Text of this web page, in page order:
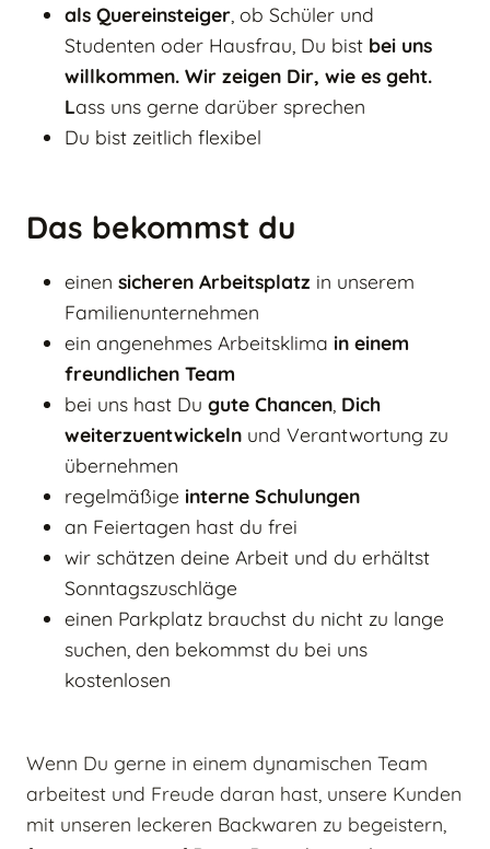
als Quereinsteiger , ob Schüler und
Studenten oder Hausfrau, Du bist bei uns
willkommen. Wir zeigen Dir, wie es geht.
Lass uns gerne darüber sprechen
Du bist zeitlich flexibel
Das bekommst du
einensicheren Arbeitsplatz in unserem
Familienunternehmen
ein angenehmes Arbeitsklima in einem
freundlichen Team
bei uns hast Du gute Chancen Dich
weiterzuentwickeln und Verantwortung zu
übernehmen
regelmäßige interne Schulungen
an Feiertagen hast du frei
wir schätzen deine Arbeit und du erhältst
Sonntagszuschläge
einen Parkplatz brauchst du nicht zu lange
suchen, den bekommst du bei uns
kostenlosen
Wenn Du gerne in einem dynamischen Team
arbeitest und Freude daran hast, unsere Kunden
mit unseren leckeren Backwaren zu begeistern,